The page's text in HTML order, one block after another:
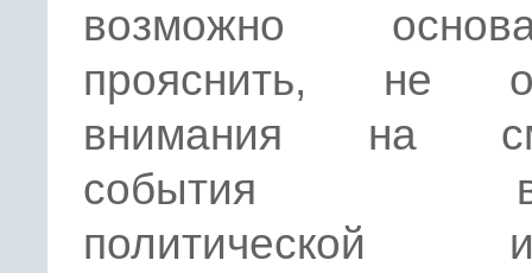
возможно
прояснить, не
внимания на
события
политической